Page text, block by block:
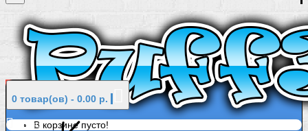
0 товар(ов) - 0.00 р.
В корзине пусто!
Меню